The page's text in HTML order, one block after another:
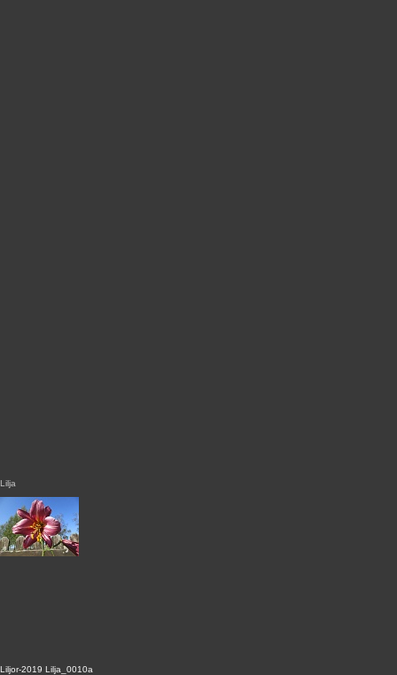
Liljor-2019 Lilja_0010a
Lilja